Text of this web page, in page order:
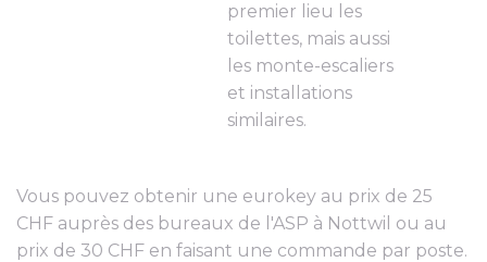
premier lieu les
toilettes, mais aussi
les monte-escaliers
et installations
similaires.
Vous pouvez obtenir une eurokey au prix de 25
CHF auprès des bureaux de l'ASP à Nottwil ou au
prix de 30 CHF en faisant une commande par poste.